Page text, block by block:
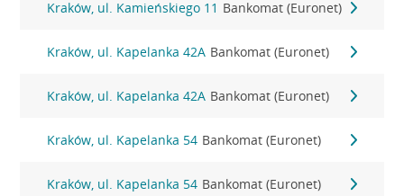
Kraków, ul. Kamieńskiego 11 Bankomat (Euronet)
Kraków, ul. Kapelanka 42A Bankomat (Euronet)
Kraków, ul. Kapelanka 42A Bankomat (Euronet)
Kraków, ul. Kapelanka 54 Bankomat (Euronet)
Kraków, ul. Kapelanka 54 Bankomat (Euronet)